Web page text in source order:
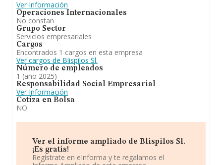
Ver Información
Operaciones Internacionales
No constan
Grupo Sector
Servicios empresariales
Cargos
Encontrados 1 cargos en esta empresa
Ver cargos de Blispilos Sl.
Número de empleados
1 (año 2025)
Responsabilidad Social Empresarial
Ver Información
Cotiza en Bolsa
NO
Ver el informe ampliado de Blispilos Sl.
¡Es gratis!
Regístrate en eInforma y te regalamos el